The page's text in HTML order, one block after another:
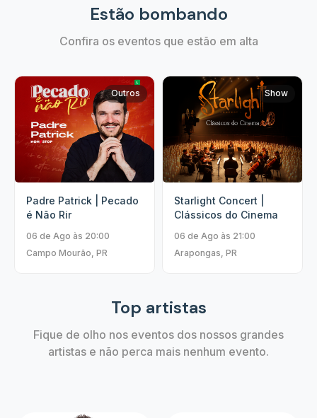
Estão bombando
Confira os eventos que estão em alta
Outros
Padre Patrick | Pecado
é Não Rir
06 de Ago às 20:00
Campo Mourão, PR
Show
Starlight Concert |
Clássicos do Cinema
06 de Ago às 21:00
Arapongas, PR
Top artistas
Fique de olho nos eventos dos nossos grandes
artistas e não perca mais nenhum evento.